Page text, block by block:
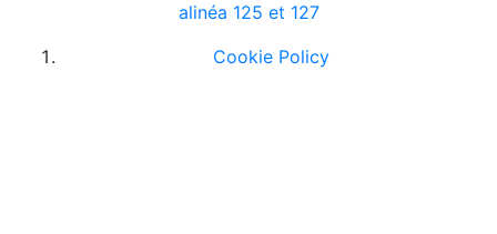
alinéa 125 et 127
Cookie Policy